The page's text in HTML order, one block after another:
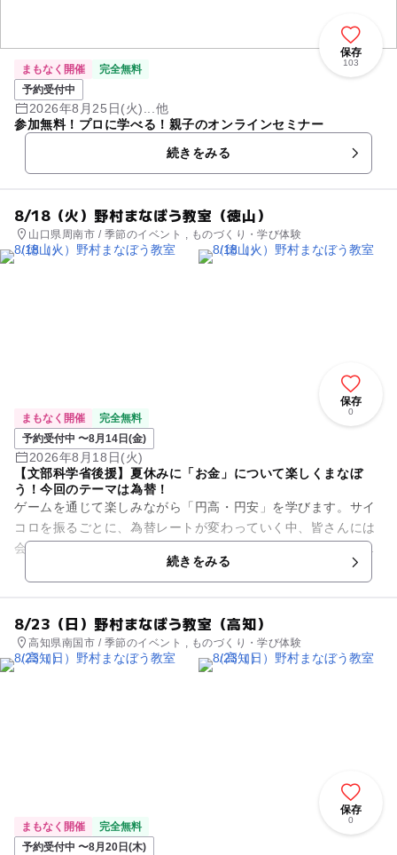
保存
103
まもなく開催
完全無料
予約受付中
2026年8月25日(火)...他
参加無料！プロに学べる！親子のオンラインセミナー
続きをみる
8/18（火）野村まなぼう教室（徳山）
山口県周南市 / 季節のイベント , ものづくり・学び体験
保存
0
まもなく開催
完全無料
予約受付中 〜8月14日(金)
2026年8月18日(火)
【文部科学省後援】夏休みに「お金」について楽しくまなぼ
う！今回のテーマは為替！
ゲームを通じて楽しみながら「円高・円安」を学びます。サイ
コロを振るごとに、為替レートが変わっていく中、皆さんには
会社の社長になったつもりで、消しゴムを輸入する体験をして
もらいます。 はたして、...続きをみる
8/23（日）野村まなぼう教室（高知）
高知県南国市 / 季節のイベント , ものづくり・学び体験
保存
0
まもなく開催
完全無料
予約受付中 〜8月20日(木)